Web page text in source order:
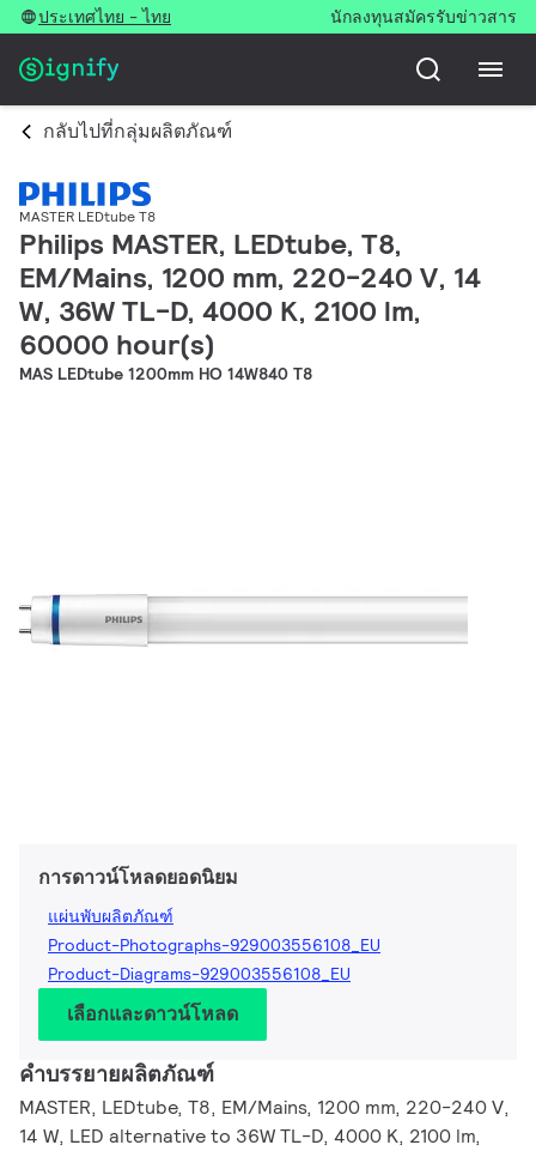
ประเทศไทย - ไทย นักลงทุนสมัครรับข่าวสาร
กลับไปที่กลุ่มผลิตภัณฑ์
MASTER LEDtube T8
Philips MASTER, LEDtube, T8,
EM/Mains, 1200 mm, 220-240 V, 14
W, 36W TL-D, 4000 K, 2100 lm,
60000 hour(s)
MAS LEDtube 1200mm HO 14W840 T8
การดาวน์โหลดยอดนิยม
แผ่นพับผลิตภัณฑ์
Product-Photographs-929003556108_EU
Product-Diagrams-929003556108_EU
เลือกและดาวน์โหลด
คำบรรยายผลิตภัณฑ์
MASTER, LEDtube, T8, EM/Mains, 1200 mm, 220-240 V,
14 W, LED alternative to 36W TL-D, 4000 K, 2100 lm,